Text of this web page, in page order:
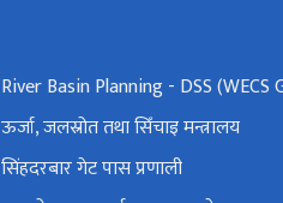
River Basin Planning - DSS (WECS
ऊर्जा, जलस्रोत तथा सिँचाइ मन्त्रालय
सिंहदरबार गेट पास प्रणाली